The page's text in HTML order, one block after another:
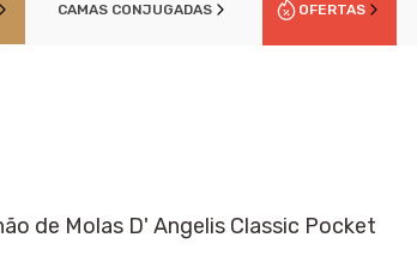
CAMAS CONJUGADAS OFERTAS
de Molas D' Angelis Classic Pocket